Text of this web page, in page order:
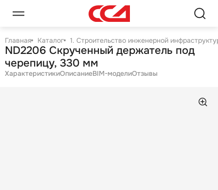
Главная Каталог 1. Строительство инженерной
ND2206 Скрученный держатель под
черепицу, 330 мм
ХарактеристикиОписаниеBIM-моделиОтзывы